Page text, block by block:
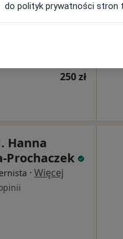
sp. z o.o.
250 zł
Hanna
Prochaczek
· Więcej
do polityk prywatności stron